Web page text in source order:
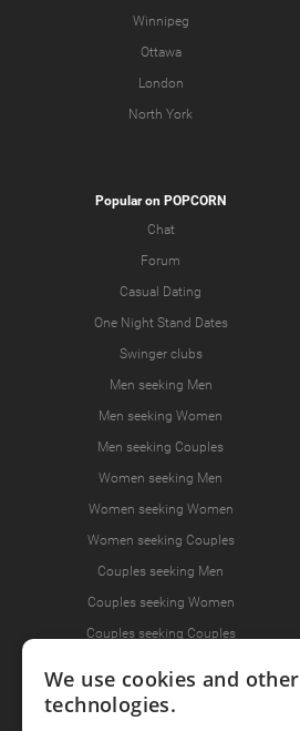
Winnipeg
Ottawa
London
North York
Popular on POPCORN
Chat
Forum
Casual Dating
One Night Stand Dates
Swinger clubs
Men seeking Men
Men seeking Women
Men seeking Couples
Women seeking Men
Women seeking Women
Women seeking Couples
Couples seeking Men
Couples seeking Women
Couples seeking Couples
Join the Fun
We use cookies and other
technologies.